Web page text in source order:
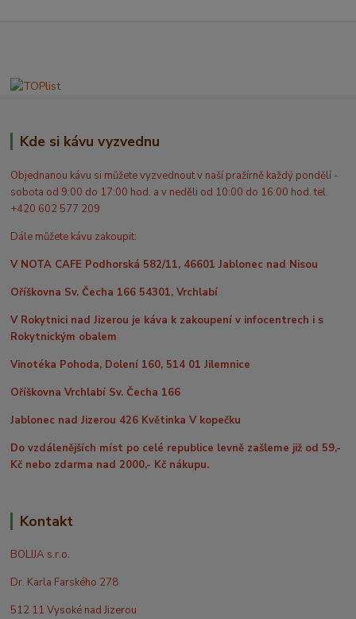
Kde si kávu vyzvednu
Objednanou kávu si můžete vyzvednout v naší pražírně každý pondělí -
sobota od 9:00 do 17:00 hod. a v neděli od 10:00 do 16:00 hod. tel.
+420 602 577 209
Dále můžete kávu zakoupit:
V NOTA CAFE Podhorská 582/11, 46601 Jablonec nad Nisou
Oříškovna Sv. Čecha 166 54301, Vrchlabí
V Rokytnici nad Jizerou je káva k zakoupení v infocentrech i s
Rokytnickým obalem
Vinotéka Pohoda, Dolení 160, 514 01 Jilemnice
Oříškovna Vrchlabí Sv. Čecha 166
Jablonec nad Jizerou 426 Květinka V kopečku
Do vzdálenějších míst po celé republice levně zašleme již od 59,-
Kč nebo zdarma nad 2000,- Kč nákupu.
Kontakt
BOLIJA s.r.o.
Dr. Karla Farského 278
512 11 Vysoké nad Jizerou